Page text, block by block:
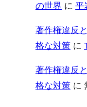
の世界 に 平
著作権違反
格な対策 に
著作権違反
格な対策 に